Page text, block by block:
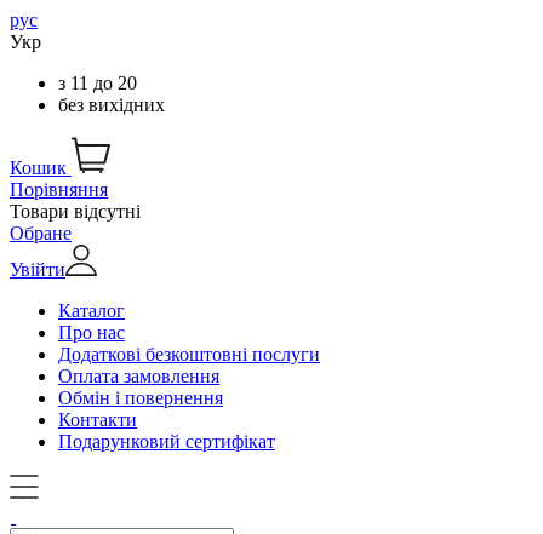
рус
Укр
з 11 до 20
без вихідних
Кошик
Порівняння
Товари відсутні
Обране
Увійти
Каталог
Про нас
Додаткові безкоштовні послуги
Оплата замовлення
Обмін і повернення
Контакти
Подарунковий сертифікат